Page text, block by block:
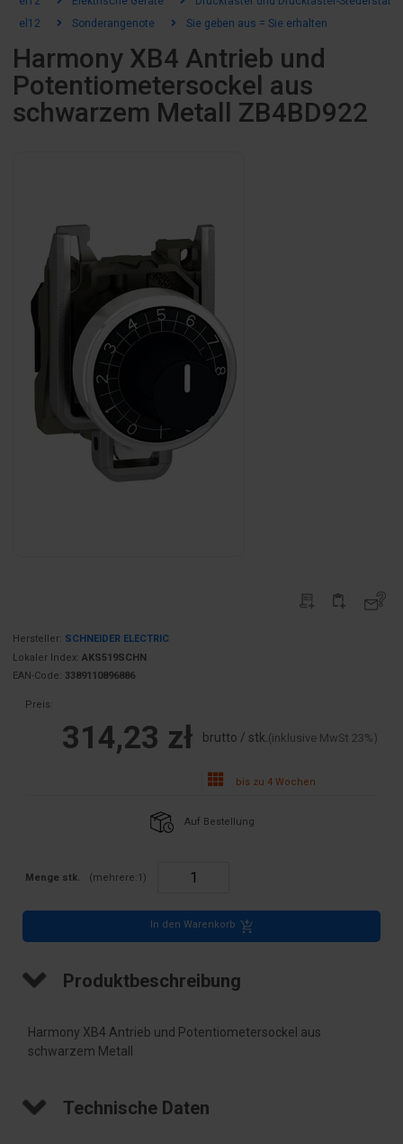
el12
Sonderangenote Sie geben aus = Sie erhalten
Harmony XB4 Antrieb und
Potentiometersockel aus
schwarzem Metall ZB4BD922
Hersteller: SCHNEIDER ELECTRIC
Lokaler Index: AKS519SCHN
EAN-Code: 3389110896886
Preis:
314,23 zł brutto / stk.(inklusive MwSt 23%)
bis zu 4 Wochen
Auf Bestellung
Menge stk. (mehrere:1 )
In den Warenkorb
Produktbeschreibung
Harmony XB4 Antrieb und Potentiometersockel aus
schwarzem Metall
Technische Daten